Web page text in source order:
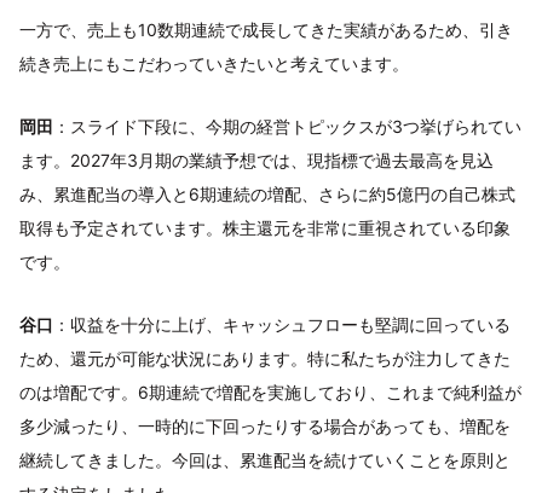
一方で、売上も10数期連続で成長してきた実績があるため、引き
続き売上にもこだわっていきたいと考えています。
岡田 ：スライド下段に、今期の経営トピックスが3つ挙げられてい
ます。2027年3月期の業績予想では、現指標で過去最高を見込
み、累進配当の導入と6期連続の増配、さらに約5億円の自己株式
取得も予定されています。株主還元を非常に重視されている印象
です。
谷口 ：収益を十分に上げ、キャッシュフローも堅調に回っている
ため、還元が可能な状況にあります。特に私たちが注力してきた
のは増配です。6期連続で増配を実施しており、これまで純利益が
多少減ったり、一時的に下回ったりする場合があっても、増配を
継続してきました。今回は、累進配当を続けていくことを原則と